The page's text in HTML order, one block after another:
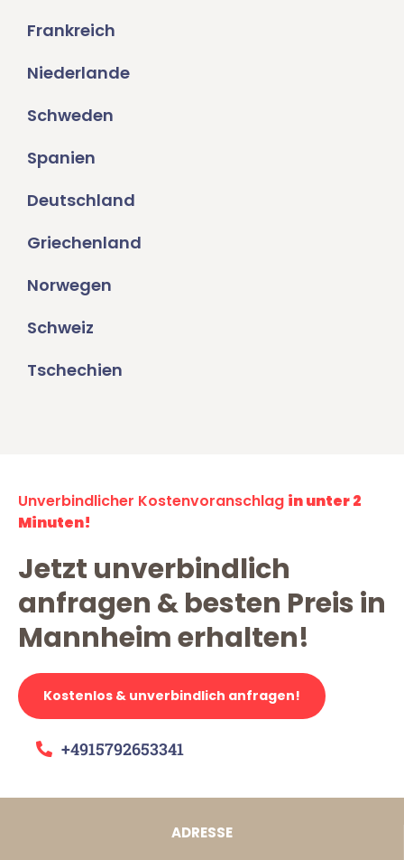
Frankreich
Niederlande
Schweden
Spanien
Deutschland
Griechenland
Norwegen
Schweiz
Tschechien
Unverbindlicher Kostenvoranschlag in unter 2
Minuten!
Jetzt unverbindlich
anfragen & besten Preis in
Mannheim erhalten!
Kostenlos & unverbindlich anfragen!
+4915792653341
ADRESSE